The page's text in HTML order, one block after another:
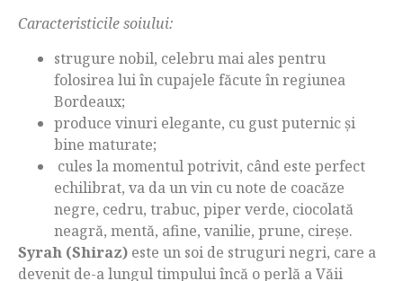
Caracteristicile soiului:
strugure nobil, celebru mai ales pentru
folosirea lui în cupajele făcute în regiunea
Bordeaux;
produce vinuri elegante, cu gust puternic și
bine maturate;
cules la momentul potrivit, când este perfect
echilibrat, va da un vin cu note de coacăze
negre, cedru, trabuc, piper verde, ciocolată
neagră, mentă, afine, vanilie, prune, cireșe.
Syrah (Shiraz) este un soi de struguri negri, care a
devenit de-a lungul timpului încă o perlă a Văii